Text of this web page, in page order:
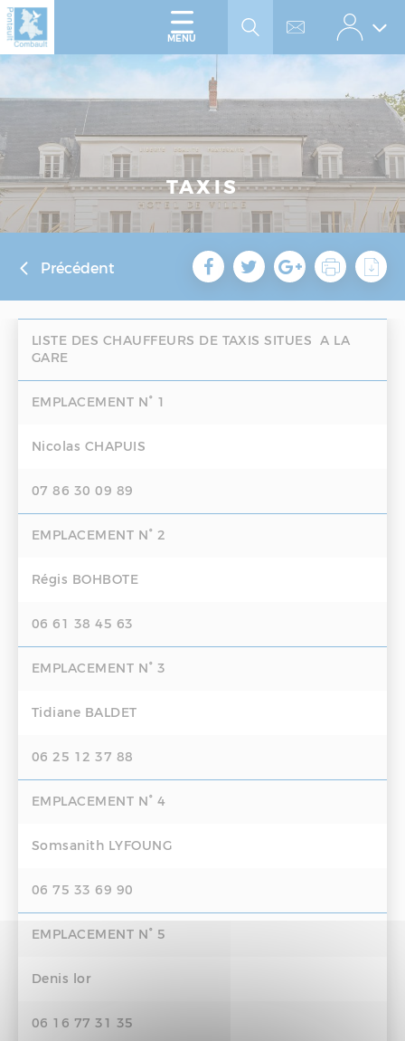
au
menu
Accéder
contenu
MENU
TAXIS
Précédent
LISTE DES CHAUFFEURS DE TAXIS SITUES A LA
GARE
EMPLACEMENT N° 1
Nicolas CHAPUIS
07 86 30 09 89
EMPLACEMENT N° 2
Régis BOHBOTE
06 61 38 45 63
EMPLACEMENT N° 3
Tidiane BALDET
06 25 12 37 88
EMPLACEMENT N° 4
Somsanith LYFOUNG
06 75 33 69 90
EMPLACEMENT N° 5
Denis lor
06 16 77 31 35
Panneau de gestion des cookies